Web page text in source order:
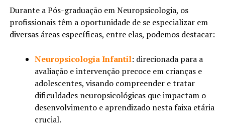
Durante a Pós-graduação em Neuropsicologia, os
profissionais têm a oportunidade de se especializar em
diversas áreas específicas, entre elas, podemos destacar:
Neuropsicologia Infantil: direcionada para a
avaliação e intervenção precoce em crianças e
adolescentes, visando compreender e tratar
dificuldades neuropsicológicas que impactam o
desenvolvimento e aprendizado nesta faixa etária
crucial.